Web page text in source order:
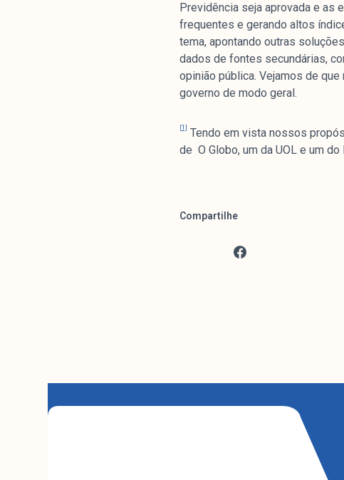
Previdência seja aprovada e
frequentes e gerando altos
tema, apontando outras
dados de fontes secundárias,
opinião pública. Vejamos de
governo de modo geral.
[1] Tendo em vista nossos
de O Globo, um da UOL e um
Compartilhe